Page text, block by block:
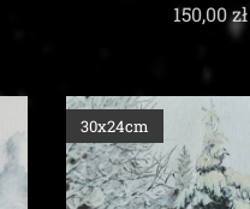
150,00zł
30x24cm